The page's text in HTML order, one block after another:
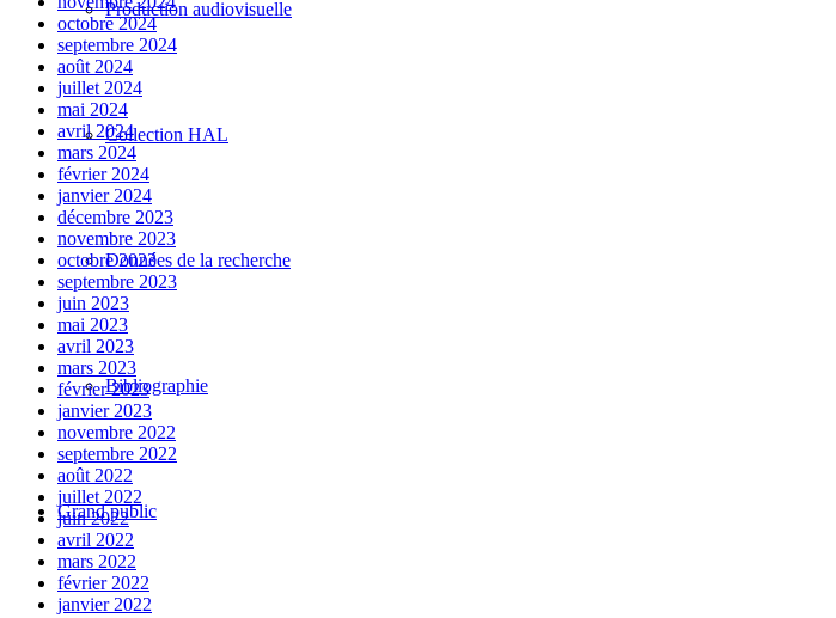
Production audiovisuelle
Collection HAL
Données de la recherche
Bibliographie
Grand public
octobre 2024
septembre 2024
août 2024
juillet 2024
mai 2024
avril 2024
mars 2024
février 2024
janvier 2024
décembre 2023
novembre 2023
octobre 2023
septembre 2023
juin 2023
mai 2023
avril 2023
mars 2023
février 2023
janvier 2023
novembre 2022
septembre 2022
août 2022
juillet 2022
juin 2022
avril 2022
mars 2022
février 2022
janvier 2022